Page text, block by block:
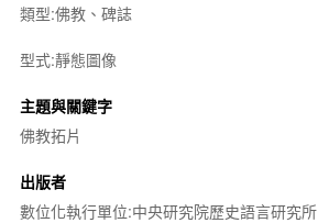
類型:佛教、碑誌
型式:靜態圖像
主題與關鍵字
佛教拓片
出版者
數位化執行單位:中央研究院歷史語言研究所